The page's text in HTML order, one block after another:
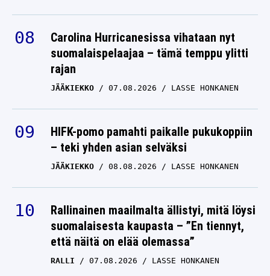
Carolina Hurricanesissa vihataan nyt
suomalaispelaajaa – tämä temppu ylitti
rajan
JÄÄKIEKKO 07.08.2026 LASSE HONKANEN
HIFK-pomo pamahti paikalle pukukoppiin
– teki yhden asian selväksi
JÄÄKIEKKO 08.08.2026 LASSE HONKANEN
Rallinainen maailmalta ällistyi, mitä löysi
suomalaisesta kaupasta – ”En tiennyt,
että näitä on elää olemassa”
RALLI 07.08.2026 LASSE HONKANEN